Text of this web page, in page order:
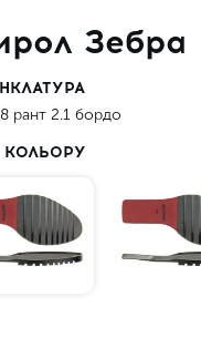
Зебра
рант 2.1 бордо
КОЛЬОРУ